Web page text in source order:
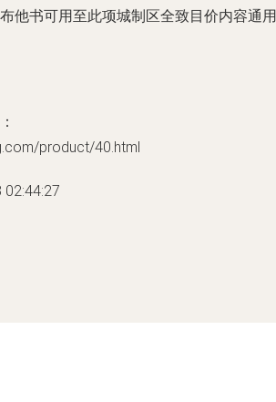
他书可用至此项城制区全致目价内容通用
product/40.html